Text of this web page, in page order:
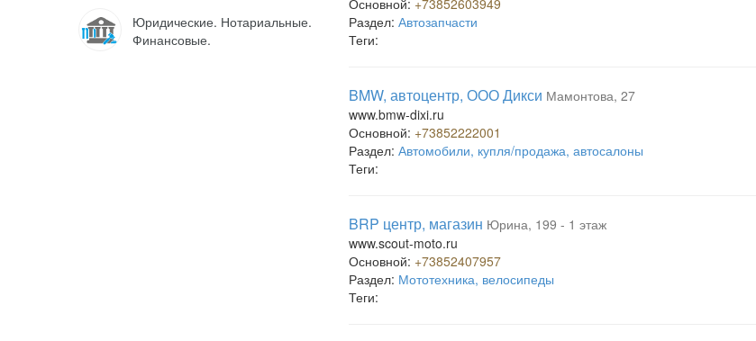
Юридические. Нотариальные.
Финансовые.
Основной: +73852603949
Раздел: Автозапчасти
Теги:
BMW, автоцентр, ООО Дикси Мамонтова, 27
www.bmw-dixi.ru
Основной: +73852222001
Раздел: Автомобили, купля/продажа, автосалоны
Теги:
BRP центр, магазин Юрина, 199 - 1 этаж
www.scout-moto.ru
Основной: +73852407957
Раздел: Мототехника, велосипеды
Теги: